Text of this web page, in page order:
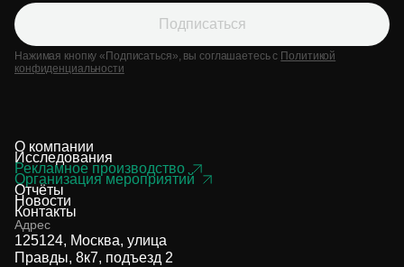
Подписаться
Нажимая кнопку «Подписаться», вы соглашаетесь с Политикой
конфиденциальности
О компании
Исследования
Рекламное производство
Организация мероприятий
Отчёты
Новости
Контакты
Адрес
125124, Москва, улица
Правды, 8к7, подъезд 2